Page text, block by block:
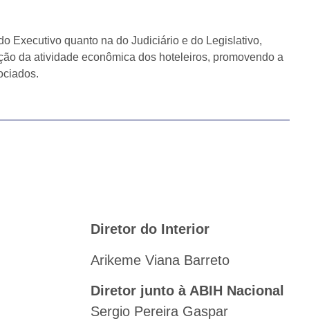
Executivo quanto na do Judiciário e do Legislativo,
da atividade econômica dos hoteleiros, promovendo a
Diretor do Interior
Arikeme Viana Barreto
Diretor junto à ABIH Nacional
Sergio Pereira Gaspar